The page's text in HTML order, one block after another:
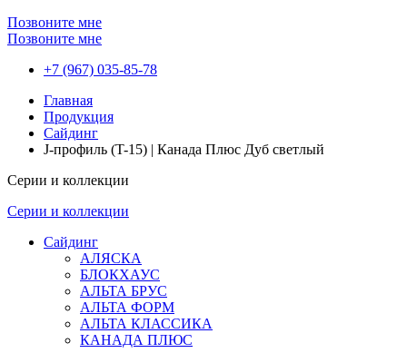
Позвоните мне
Позвоните мне
+7 (967) 035-85-78
Главная
Продукция
Сайдинг
J-профиль (T-15) | Канада Плюс Дуб светлый
Серии и коллекции
Серии и коллекции
Сайдинг
АЛЯСКА
БЛОКХАУС
АЛЬТА БРУС
АЛЬТА ФОРМ
АЛЬТА КЛАССИКА
КАНАДА ПЛЮС